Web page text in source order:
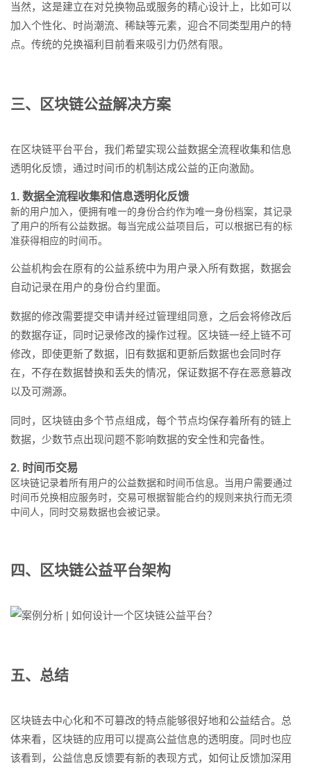
当然，这是建立在对兑换物品或服务的精心设计上，比如可以
加入个性化、时尚潮流、稀缺等元素，迎合不同类型用户的特
点。传统的兑换福利目前看来吸引力仍然有限。
三、区块链公益解决方案
在区块链平台平台，我们希望实现公益数据全流程收集和信息
透明化反馈，通过时间币的机制达成公益的正向激励。
1. 数据全流程收集和信息透明化反馈
新的用户加入，便拥有唯一的身份合约作为唯一身份档案，其记录
了用户的所有公益数据。每当完成公益项目后，可以根据已有的标
准获得相应的时间币。
公益机构会在原有的公益系统中为用户录入所有数据，数据会
自动记录在用户的身份合约里面。
数据的修改需要提交申请并经过管理组同意，之后会将修改后
的数据存证，同时记录修改的操作过程。区块链一经上链不可
修改，即使更新了数据，旧有数据和更新后数据也会同时存
在，不存在数据替换和丢失的情况，保证数据不存在恶意篡改
以及可溯源。
同时，区块链由多个节点组成，每个节点均保存着所有的链上
数据，少数节点出现问题不影响数据的安全性和完备性。
2. 时间币交易
区块链记录着所有用户的公益数据和时间币信息。当用户需要通过
时间币兑换相应服务时，交易可根据智能合约的规则来执行而无须
中间人，同时交易数据也会被记录。
四、区块链公益平台架构
五、总结
区块链去中心化和不可篡改的特点能够很好地和公益结合。总
体来看，区块链的应用可以提高公益信息的透明度。同时也应
该看到，公益信息反馈要有新的表现方式，如何让反馈加深用